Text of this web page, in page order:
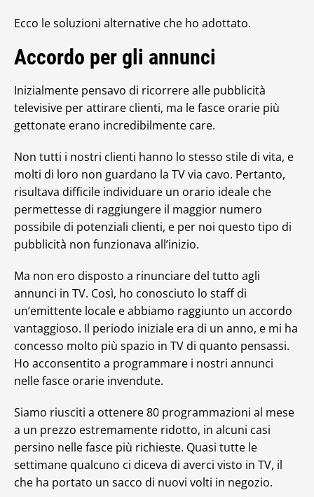
Ecco le soluzioni alternative che ho adottato.
Accordo per gli annunci
Inizialmente pensavo di ricorrere alle pubblicità
televisive per attirare clienti, ma le fasce orarie più
gettonate erano incredibilmente care.
Non tutti i nostri clienti hanno lo stesso stile di vita, e
molti di loro non guardano la TV via cavo. Pertanto,
risultava difficile individuare un orario ideale che
permettesse di raggiungere il maggior numero
possibile di potenziali clienti, e per noi questo tipo di
pubblicità non funzionava all’inizio.
Ma non ero disposto a rinunciare del tutto agli
annunci in TV. Così, ho conosciuto lo staff di
un’emittente locale e abbiamo raggiunto un accordo
vantaggioso. Il periodo iniziale era di un anno, e mi ha
concesso molto più spazio in TV di quanto pensassi.
Ho acconsentito a programmare i nostri annunci
nelle fasce orarie invendute.
Siamo riusciti a ottenere 80 programmazioni al mese
a un prezzo estremamente ridotto, in alcuni casi
persino nelle fasce più richieste. Quasi tutte le
settimane qualcuno ci diceva di averci visto in TV, il
che ha portato un sacco di nuovi volti in negozio.